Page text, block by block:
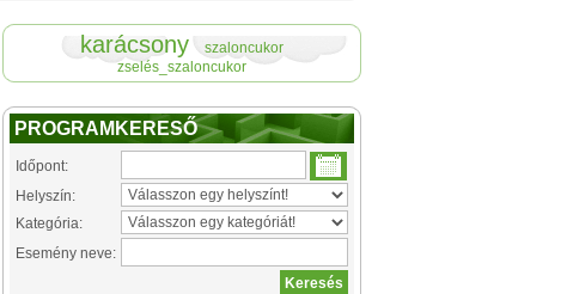
karácsony
szaloncukor
zselés_szaloncukor
PROGRAMKERESŐ
Időpont:
Helyszín:
Kategória:
Esemény neve: